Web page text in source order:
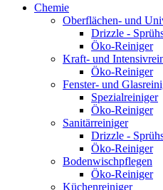
Chemie
Oberflächen- und
Drizzle -
Öko-Reiniger
Kraft- und
Öko-Reiniger
Fenster- und
Spezialreiniger
Öko-Reiniger
Sanitärreiniger
Drizzle -
Öko-Reiniger
Bodenwischpflegen
Öko-Reiniger
Küchenreiniger